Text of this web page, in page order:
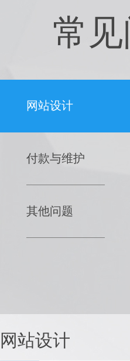
常
网站设计
付款与维护
其他问题
网站设计